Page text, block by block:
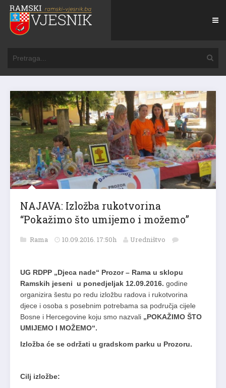
NAJAVA: Izložba rukotvorina
“Pokažimo što umijemo i možemo”
Rama 10.09.2016. 17:50h Uredništvo
UG RDPP „Djeca nade“ Prozor – Rama u sklopu
Ramskih jeseni u ponedjeljak 12.09.2016. godine
organizira šestu po redu izložbu radova i rukotvorina
djece i osoba s posebnim potrebama sa područja cijele
Bosne i Hercegovine koju smo nazvali „POKAŽIMO ŠTO
UMIJEMO I MOŽEMO“.
Izložba će se održati u gradskom parku u Prozoru.
Cilj izložbe: